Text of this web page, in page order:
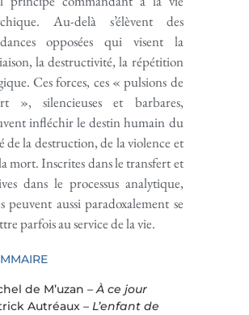
Au-delà s’élèvent des
opposées qui visent la
la destructivité, la répétition
Ces forces, ces « pulsions de
», silencieuses et barbares,
infléchir le destin humain du
de la destruction, de la violence et
mort. Inscrites dans le transfert et
dans le processus analytique,
peuvent aussi paradoxalement se
parfois au service de la vie.
de M’uzan –À ce jour
Autréaux – L’enfant de